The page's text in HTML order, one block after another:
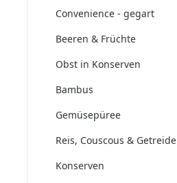
Convenience - gegart
Beeren & Früchte
Obst in Konserven
Bambus
Gemüsepüree
Reis, Couscous & Getreide
Konserven